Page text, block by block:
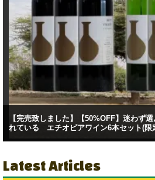
【完売致しました】【50%OFF】迷わず
れている エチオピアワイン6本セット(限
Latest Articles